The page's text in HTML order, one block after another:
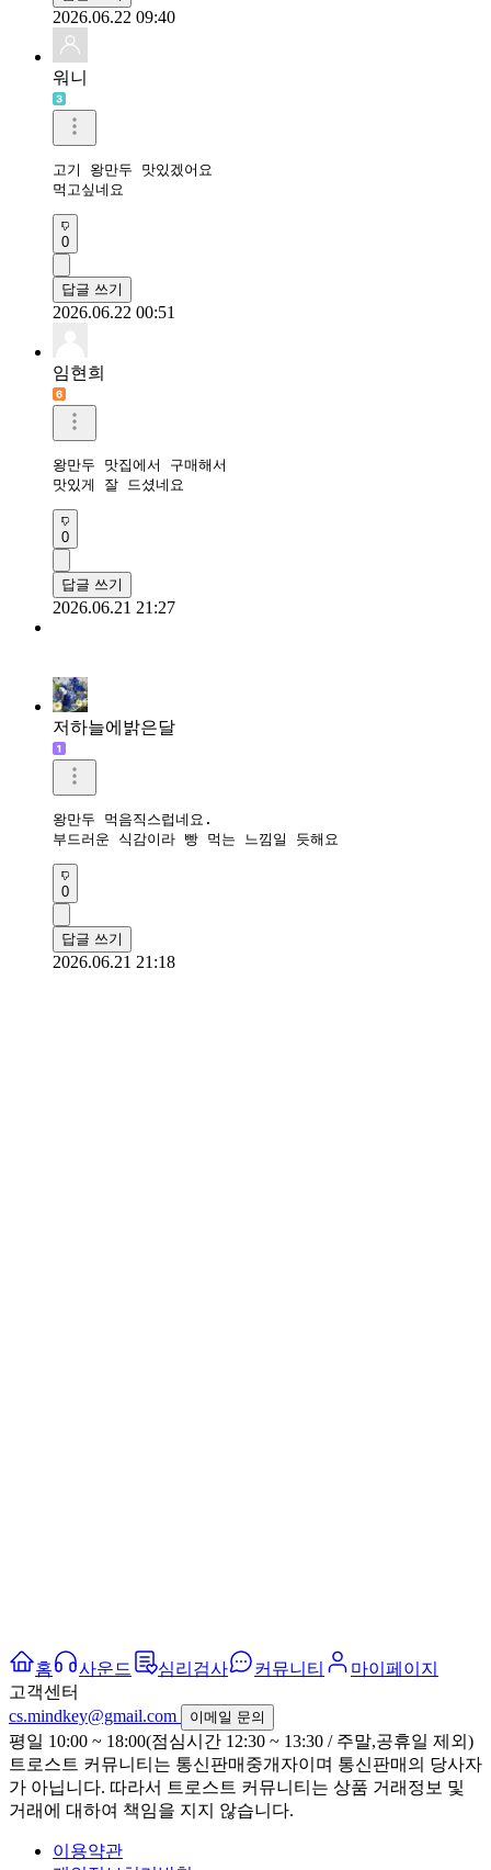
2026.06.22 09:40
워니
고기 왕만두 맛있겠어요
먹고싶네요
0
답글 쓰기
2026.06.22 00:51
임현희
왕만두 맛집에서 구매해서
맛있게 잘 드셨네요
0
답글 쓰기
2026.06.21 21:27
저하늘에밝은달
왕만두 먹음직스럽네요.
부드러운 식감이라 빵 먹는 느낌일 듯해요
0
답글 쓰기
2026.06.21 21:18
홈 사운드 심리검사 커뮤니티
마이페이지
고객센터
cs.mindkey@gmail.com
이메일 문의
평일 10:00 ~ 18:00(점심시간 12:30 ~ 13:30 / 주말,공휴일 제외)
트로스트 커뮤니티는 통신판매중개자이며 통신판매의 당사자
가 아닙니다. 따라서 트로스트 커뮤니티는 상품 거래정보 및
거래에 대하여 책임을 지지 않습니다.
이용약관